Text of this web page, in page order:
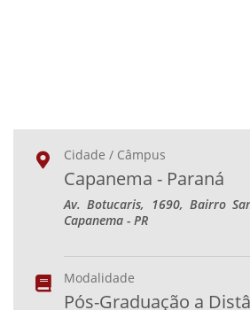
Cidade / Câmpus
Capanema - Paraná
Av. Botucaris, 1690, Bairro
Capanema - PR
Modalidade
Pós-Graduação a